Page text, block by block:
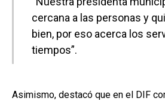
cercana a las personas y
bien, por eso acerca los
tiempos”.
Asimismo, destacó que en el DIF